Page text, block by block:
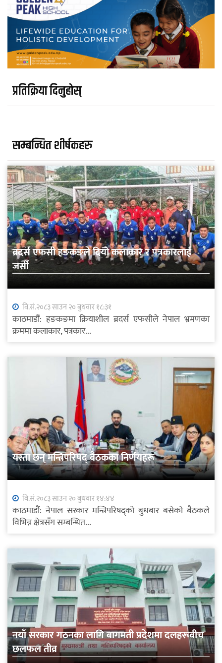
प्रतिक्रिया दिनुहोस्
सम्बन्धित शीर्षकहरु
ब्रदर्स एफसी हङकङले दियो कलाकार र पत्रकारलाई
जर्सी
वि.सं.२०८३ साउन २० बुधवार १८:३१
काठमाडौं: हङकङमा क्रियाशील ब्रदर्स एफसीले नेपाल भ्रमणका
क्रममा कलाकार, पत्रकार...
यस्ता छन् मन्त्रिपरिषद् बैठकका निर्णयहरू
वि.सं.२०८३ साउन २० बुधवार १४:४४
काठमाडौं: नेपाल सरकार मन्त्रिपरिषद्को बुधबार बसेको बैठकले
विभिन्न क्षेत्रसँग सम्बन्धित...
नयाँ सरकार गठनका लागि बागमती प्रदेशमा दलहरूबीच
छलफल तीव्र